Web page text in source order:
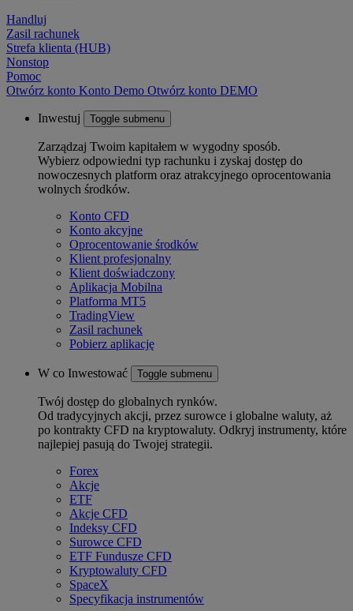
Handluj
Zasil rachunek
Strefa klienta (HUB)
Nonstop
Pomoc
Otwórz konto Konto Demo Otwórz konto DEMO
Inwestuj Toggle submenu
Zarządzaj Twoim kapitałem w wygodny sposób.
Wybierz odpowiedni typ rachunku i zyskaj dostęp do
nowoczesnych platform oraz atrakcyjnego oprocentowania
wolnych środków.
Konto CFD
Konto akcyjne
Oprocentowanie środków
Klient profesjonalny
Klient doświadczony
Aplikacja Mobilna
Platforma MT5
TradingView
Zasil rachunek
Pobierz aplikację
W co Inwestować Toggle submenu
Twój dostęp do globalnych rynków.
Od tradycyjnych akcji, przez surowce i globalne waluty, aż
po kontrakty CFD na kryptowaluty. Odkryj instrumenty, które
najlepiej pasują do Twojej strategii.
Forex
Akcje
ETF
Akcje CFD
Indeksy CFD
Surowce CFD
ETF Fundusze CFD
Kryptowaluty CFD
SpaceX
Specyfikacja instrumentów